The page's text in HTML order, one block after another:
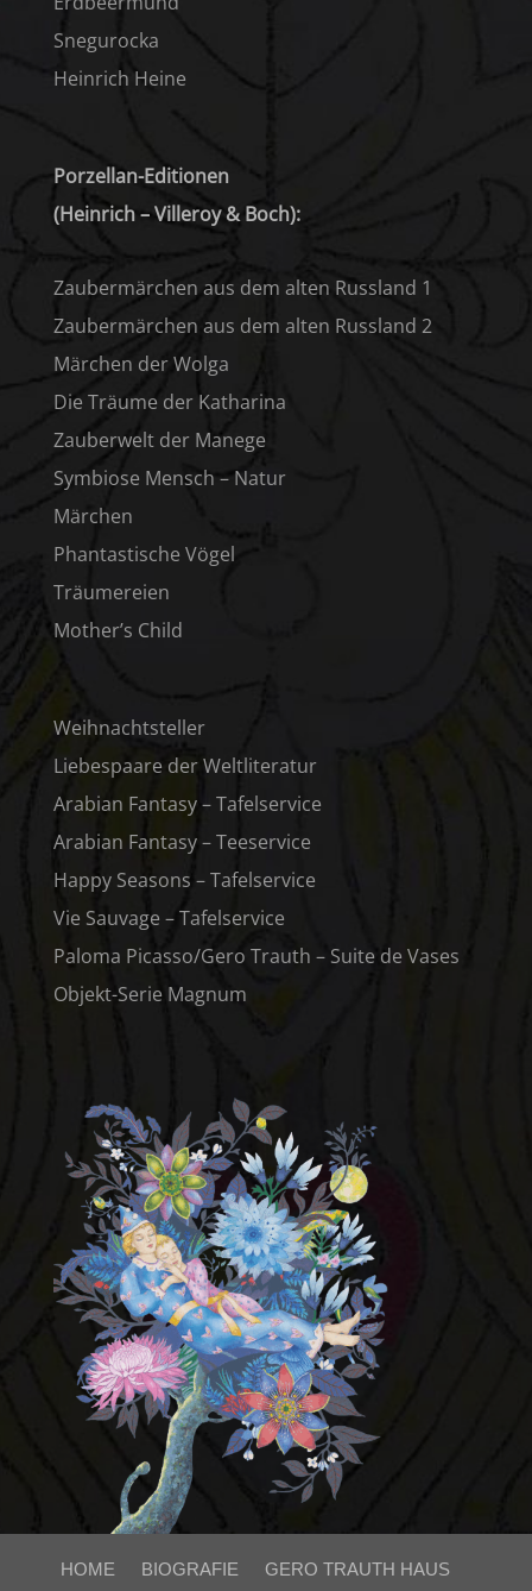
Snegurocka
Heinrich Heine
Porzellan-Editionen
(Heinrich – Villeroy & Boch):
Zaubermärchen aus dem alten Russland 1
Zaubermärchen aus dem alten Russland 2
Märchen der Wolga
Die Träume der Katharina
Zauberwelt der Manege
Symbiose Mensch – Natur
Märchen
Phantastische Vögel
Träumereien
Mother’s Child
Weihnachtsteller
Liebespaare der Weltliteratur
Arabian Fantasy – Tafelservice
Arabian Fantasy – Teeservice
Happy Seasons – Tafelservice
Vie Sauvage – Tafelservice
Paloma Picasso/Gero Trauth – Suite de Vases
Objekt-Serie Magnum
HOME BIOGRAFIE GERO TRAUTH HAUS